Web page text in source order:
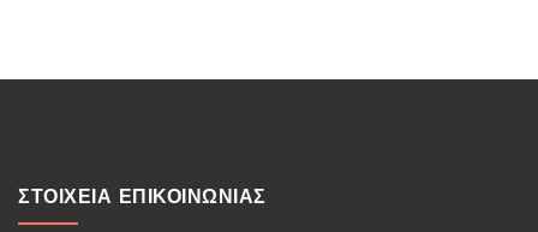
ΣΤΟΙΧΕΙΑ ΕΠΙΚΟΙΝΩΝΙΑΣ